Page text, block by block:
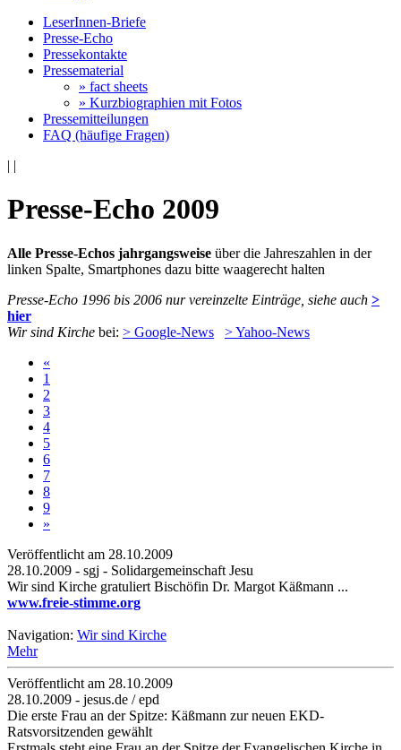
LeserInnen-Briefe
Presse-Echo
Pressekontakte
Pressematerial
» fact sheets
» Kurzbiographien mit Fotos
Pressemitteilungen
FAQ (häufige Fragen)
| |
Presse-Echo 2009
Alle Presse-Echos jahrgangsweise über die Jahreszahlen in der
linken Spalte, Smartphones dazu bitte waagerecht halten
Presse-Echo 1996 bis 2006 nur vereinzelte Einträge, siehe auch >
hier
Wir sind Kirche bei: > Google-News
> Yahoo-News
«
1
2
3
4
5
6
7
8
9
»
Veröffentlicht am 28­.10.2009
28.10.2009 - sgj - Solidargemeinschaft Jesu
Wir sind Kirche gratuliert Bischöfin Dr. Margot Käßmann ...
www.freie-stimme.org
Navigation: Wir sind Kirche
Mehr
Veröffentlicht am 28­.10.2009
28.10.2009 - jesus.de / epd
Die erste Frau an der Spitze: Käßmann zur neuen EKD-
Ratsvorsitzenden gewählt